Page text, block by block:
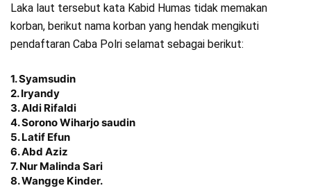
Laka laut tersebut kata Kabid Humas tidak memakan
korban, berikut nama korban yang hendak mengikuti
pendaftaran Caba Polri selamat sebagai berikut:
1. Syamsudin
2. Iryandy
3. Aldi Rifaldi
4. Sorono Wiharjo saudin
5. Latif Efun
6. Abd Aziz
7. Nur Malinda Sari
8. Wangge Kinder.